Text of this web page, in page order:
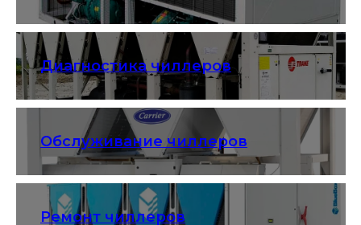
Диагностика чиллеров
Обслуживание чиллеров
Ремонт чиллеров